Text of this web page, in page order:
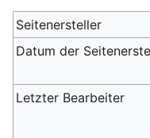
Seitenersteller
Datum der
Letzter Bearbeiter